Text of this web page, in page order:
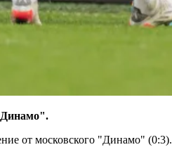
от московского "Динамо" (0:3).